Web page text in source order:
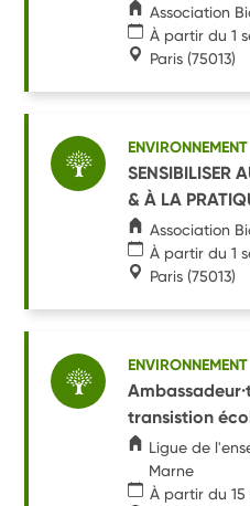
Association
À partir du 1
Paris (75013)
ENVIRONNEMENT
SENSIBILISER
& À LA
Association
À partir du 1
Paris (75013)
ENVIRONNEMENT
transistion
Ligue de
Marne
À partir du 15